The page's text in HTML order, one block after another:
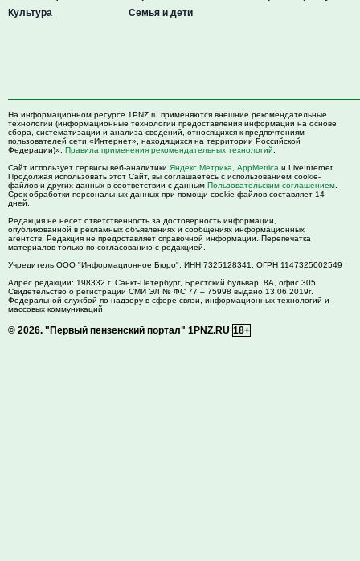
Культура
Семья и дети
На информационном ресурсе 1PNZ.ru применяются внешние рекомендательные
технологии (информационные технологии предоставления информации на основе
сбора, систематизации и анализа сведений, относящихся к предпочтениям
пользователей сети «Интернет», находящихся на территории Российской
Федерации)». Правила применения рекомендательных технологий
Сайт использует сервисы веб-аналитики Яндекс Метрика AppMetrica и LiveInternet.
Продолжая использовать этот Сайт, вы соглашаетесь с использованием cookie-
файлов и других данных в соответствии с данным Пользовательским соглашением
Срок обработки персональных данных при помощи cookie-файлов составляет 14
дней.
Редакция не несет ответственность за достоверность информации,
опубликованной в рекламных объявлениях и сообщениях информационных
агентств. Редакция не предоставляет справочной информации. Перепечатка
материалов только по согласованию с редакцией.
Учредитель ООО "Информационное Бюро". ИНН 7325128341, ОГРН 1147325002549
Адрес редакции: 198332 г. Санкт-Петербург, Брестский бульвар, 8А, офис 305
Свидетельство о регистрации СМИ ЭЛ № ФС 77 – 75998 выдано 13.06.2019г.
Федеральной службой по надзору в сфере связи, информационных технологий и
массовых коммуникаций
© 2026. "Первый пензенский портал" 1PNZ.RU 18+